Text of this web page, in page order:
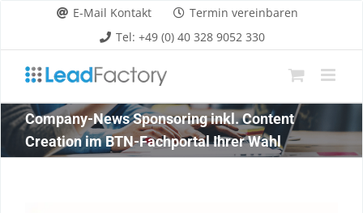
springen
E-Mail Kontakt
Termin vereinbaren
Tel: +49 (0) 40 328 9052 330
Company-News Sponsoring inkl. Content
Creation im BTN-Fachportal Ihrer Wahl